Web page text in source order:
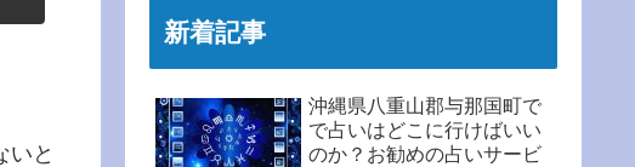
いと
新着記事
沖縄県八重山郡与那国町で
で占いはどこに行けばいい
のか？お勧めの占いサービ